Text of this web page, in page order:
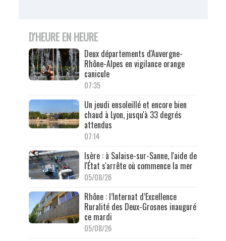
D'HEURE EN HEURE
Deux départements d'Auvergne-
Rhône-Alpes en vigilance orange
canicule
07:35
Un jeudi ensoleillé et encore bien
chaud à Lyon, jusqu'à 33 degrés
attendus
07:14
Isère : à Salaise-sur-Sanne, l'aide de
l'État s'arrête où commence la mer
05/08/26
Rhône : l’Internat d’Excellence
Ruralité des Deux-Grosnes inauguré
ce mardi
05/08/26